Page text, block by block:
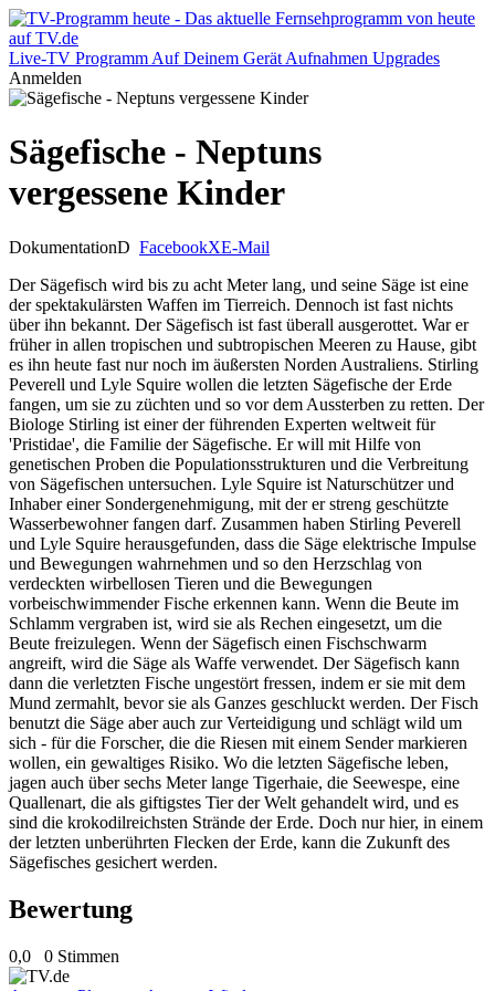
Live-TV Programm Auf Deinem Gerät Aufnahmen Upgrades
Anmelden
Sägefische - Neptuns
vergessene Kinder
DokumentationD FacebookXE-Mail
Der Sägefisch wird bis zu acht Meter lang, und seine Säge ist eine
der spektakulärsten Waffen im Tierreich. Dennoch ist fast nichts
über ihn bekannt. Der Sägefisch ist fast überall ausgerottet. War er
früher in allen tropischen und subtropischen Meeren zu Hause, gibt
es ihn heute fast nur noch im äußersten Norden Australiens. Stirling
Peverell und Lyle Squire wollen die letzten Sägefische der Erde
fangen, um sie zu züchten und so vor dem Aussterben zu retten. Der
Biologe Stirling ist einer der führenden Experten weltweit für
'Pristidae', die Familie der Sägefische. Er will mit Hilfe von
genetischen Proben die Populationsstrukturen und die Verbreitung
von Sägefischen untersuchen. Lyle Squire ist Naturschützer und
Inhaber einer Sondergenehmigung, mit der er streng geschützte
Wasserbewohner fangen darf. Zusammen haben Stirling Peverell
und Lyle Squire herausgefunden, dass die Säge elektrische Impulse
und Bewegungen wahrnehmen und so den Herzschlag von
verdeckten wirbellosen Tieren und die Bewegungen
vorbeischwimmender Fische erkennen kann. Wenn die Beute im
Schlamm vergraben ist, wird sie als Rechen eingesetzt, um die
Beute freizulegen. Wenn der Sägefisch einen Fischschwarm
angreift, wird die Säge als Waffe verwendet. Der Sägefisch kann
dann die verletzten Fische ungestört fressen, indem er sie mit dem
Mund zermahlt, bevor sie als Ganzes geschluckt werden. Der Fisch
benutzt die Säge aber auch zur Verteidigung und schlägt wild um
sich - für die Forscher, die die Riesen mit einem Sender markieren
wollen, ein gewaltiges Risiko. Wo die letzten Sägefische leben,
jagen auch über sechs Meter lange Tigerhaie, die Seewespe, eine
Quallenart, die als giftigstes Tier der Welt gehandelt wird, und es
sind die krokodilreichsten Strände der Erde. Doch nur hier, in einem
der letzten unberührten Flecken der Erde, kann die Zukunft des
Sägefisches gesichert werden.
Bewertung
0,0 0 Stimmen